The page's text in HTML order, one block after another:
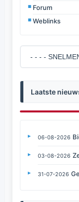
Forum
Weblinks
Laatste
06-08-2026
03-08-2026
31-07-2026